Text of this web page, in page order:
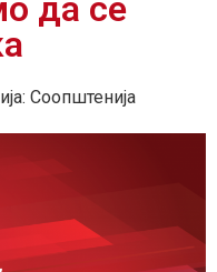
Соопштенија